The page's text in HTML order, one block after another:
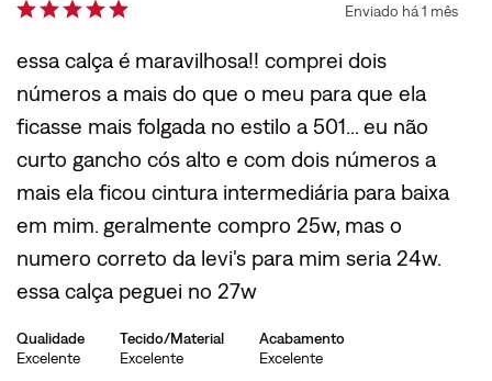
Enviado há1 mês
essa calça é maravilhosa!! comprei dois
números a mais do que o meu para que ela
ficasse mais folgada no estilo a 501... eu não
curto gancho cós alto e com dois números a
mais ela ficou cintura intermediária para baixa
em mim. geralmente compro 25w, mas o
numero correto da levi's para mim seria 24w.
essa calça peguei no 27w
Qualidade
Excelente
Tecido/Material
Excelente
Acabamento
Excelente